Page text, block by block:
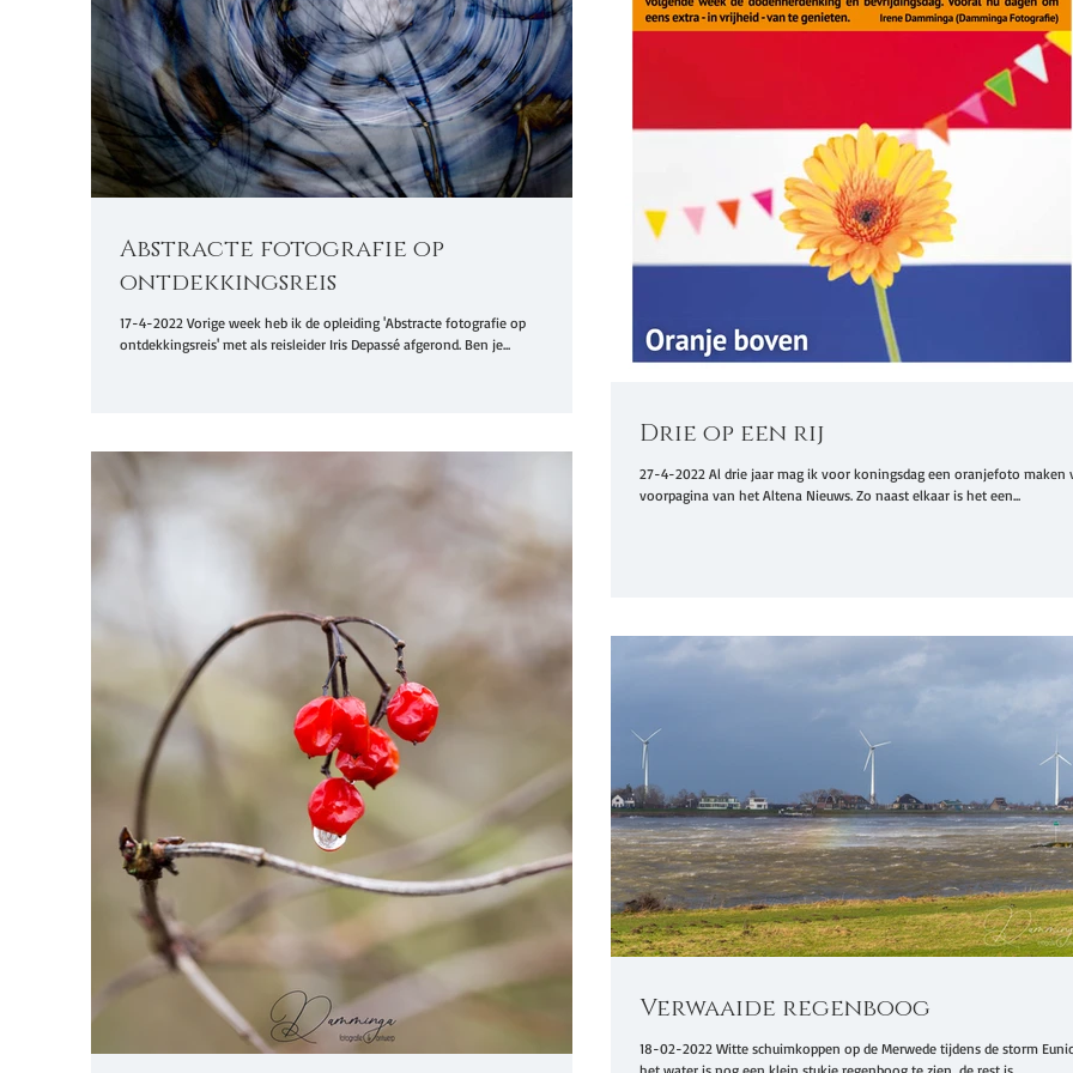
Drie op een rij
27-4-2022 Al drie jaar mag ik voor koningsdag een oranjefoto maken
voorpagina van het Altena Nieuws. Zo naast elkaar is het een...
Abstracte fotografie op
ontdekkingsreis
17-4-2022 Vorige week heb ik de opleiding 'Abstracte fotografie op
ontdekkingsreis' met als reisleider Iris Depassé afgerond. Ben je...
Verwaaide regenboog
18-02-2022 Witte schuimkoppen op de Merwede tijdens de storm